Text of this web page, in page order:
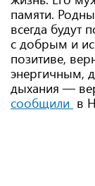
памяти.
всегда будут
с добрым и
позитиве,
энергичным,
дыхания —
сообщили в